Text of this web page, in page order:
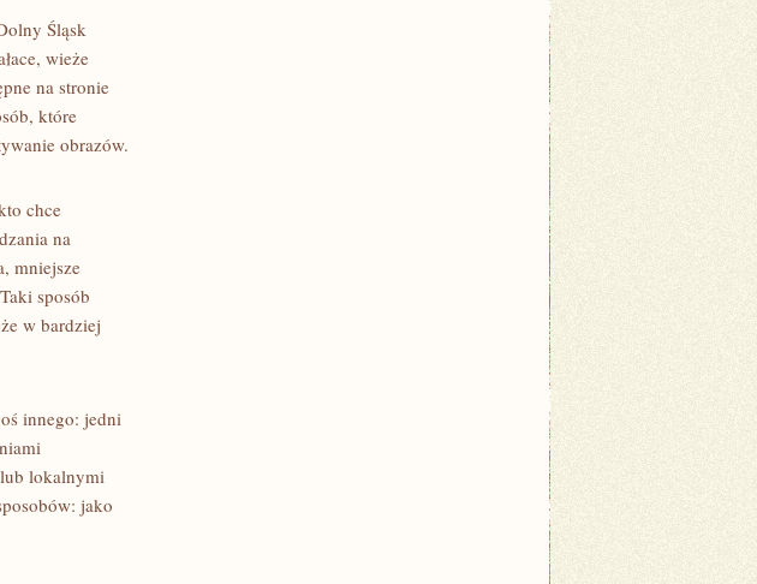
Śląsk
wieże
na stronie
które
obrazów.
chce
na
mniejsze
sposób
w bardziej
innego: jedni
lokalnymi
jako